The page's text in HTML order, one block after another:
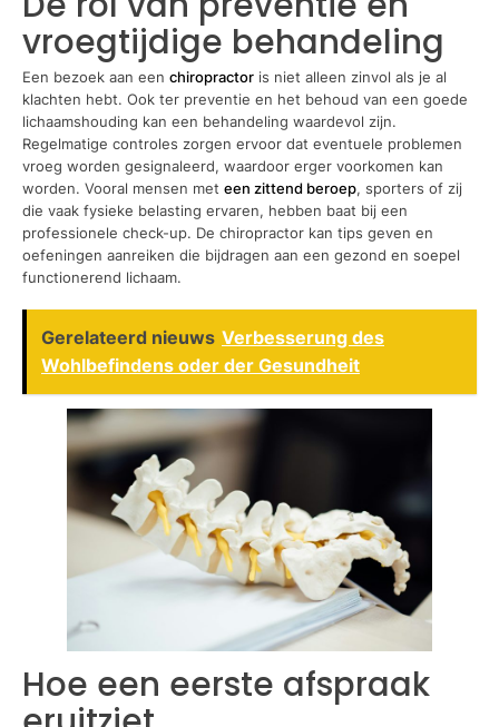
vroegtijdige behandeling
Een bezoek aan een chiropractor is niet alleen zinvol als je al
klachten hebt. Ook ter preventie en het behoud van een goede
lichaamshouding kan een behandeling waardevol zijn.
Regelmatige controles zorgen ervoor dat eventuele problemen
vroeg worden gesignaleerd, waardoor erger voorkomen kan
worden. Vooral mensen met een zittend beroep, sporters of zij
die vaak fysieke belasting ervaren, hebben baat bij een
professionele check-up. De chiropractor kan tips geven en
oefeningen aanreiken die bijdragen aan een gezond en soepel
functionerend lichaam.
Gerelateerd nieuws Verbesserung des
Wohlbefindens oder der Gesundheit
Hoe een eerste afspraak